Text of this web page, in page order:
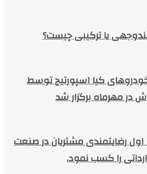
یا ترکیبی چیست؟
کیا اسپورتیج توسط
در مهرماه برگزار شد
رضایتمندی مشتریان در صنعت
را کسب نمود.